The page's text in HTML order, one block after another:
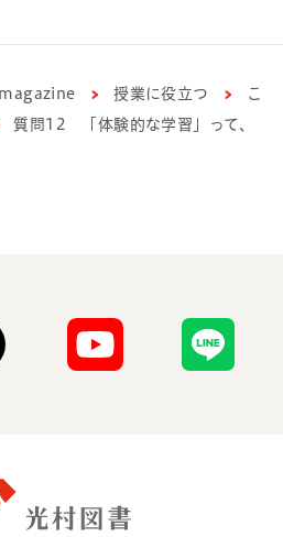
授業に役立つ
こ
質問12 「体験的な学習」って、